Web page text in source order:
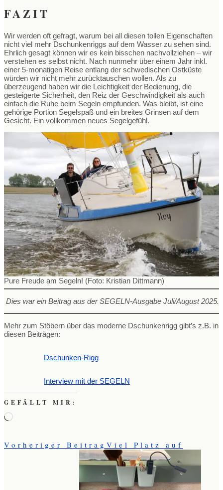
FAZIT
Wir werden oft gefragt, warum bei all diesen tollen Eigenschaften
nicht viel mehr Dschunkenriggs auf dem Wasser zu sehen sind.
Ehrlich gesagt können wir es kein bisschen nachvollziehen – wir
verstehen es selbst nicht. Nach nunmehr über einem Jahr inkl.
einer 5-monatigen Reise entlang der schwedischen Ostküste
würden wir nicht mehr zurücktauschen wollen. Als zu
überzeugend haben wir die Leichtigkeit der Bedienung, die
gesteigerte Sicherheit, den Reiz der Geschwindigkeit als auch
einfach die Ruhe beim Segeln empfunden. Was bleibt, ist eine
gehörige Portion Segelspaß und ein breites Grinsen auf dem
Gesicht. Ein vollkommen neues Segelgefühl.
Pure Freude am Segeln! (Foto: Kristian Dittmann)
Dies war ein Beitrag aus der SEGELN-Ausgabe Juli/August 2025.
Mehr zum Stöbern über das moderne Dschunkenrigg gibt’s z.B. in
diesen Beiträgen:
Dschunken-Rigg
Interview mit der SEGELN
GEFÄLLT MIR:
Wird
Vorheriger Beitrag Viel Platz auf